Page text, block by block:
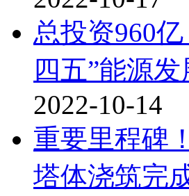
总投资960
四五”能源发
2022-10-14
重要里程碑
塔体浇筑完